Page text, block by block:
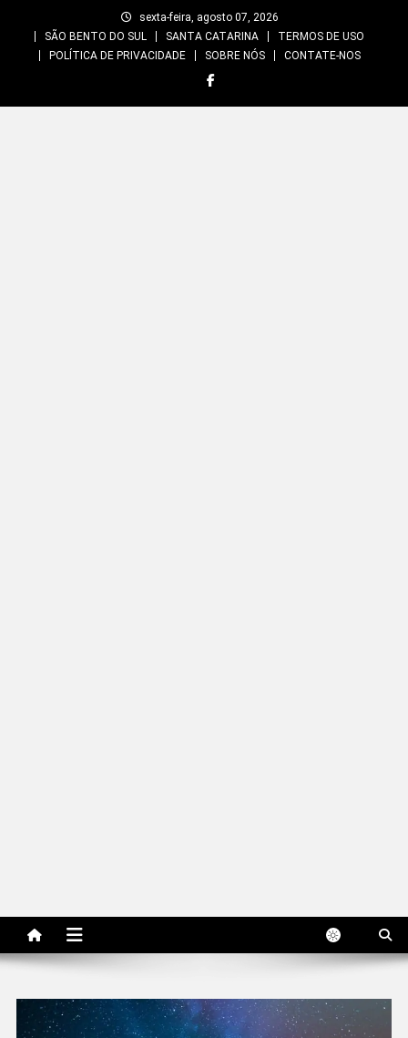
sexta-feira, agosto 07, 2026
SÃO BENTO DO SUL
SANTA CATARINA
TERMOS DE USO
POLÍTICA DE PRIVACIDADE
SOBRE NÓS CONTATE-NOS